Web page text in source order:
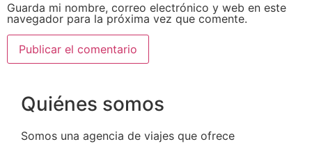
Guarda mi nombre, correo electrónico y web en este
navegador para la próxima vez que comente.
Quiénes somos
Somos una agencia de viajes que ofrece